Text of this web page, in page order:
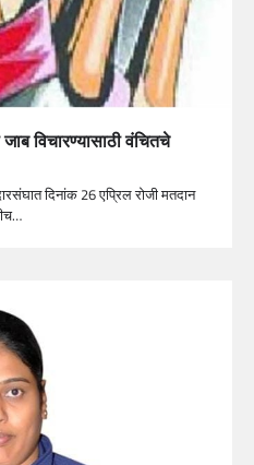
विचारण्यासाठी वंचितचे
दिनांक 26 एप्रिल रोजी मतदान